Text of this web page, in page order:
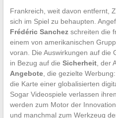
Frankreich, weit davon entfernt,
sich im Spiel zu behaupten.
Frédéric Sanchezschreiten die
einem von amerikanischen
voran. Die Auswirkungen auf die
in Bezug auf die Sicherheit, der
Angebote, die gezielte
die Karte einer globalisierten
Sogar Videospiele verlassen
werden zum Motor der
und manchmal zum Werkzeug